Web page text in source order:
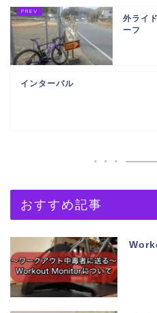
外ライ
ーフ
インターバル
おすすめ記事